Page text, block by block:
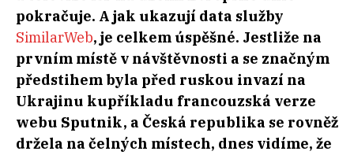
pokračuje. A jak ukazují data služby
SimilarWeb, je celkem úspěšné. Jestliže na
prvním místě v návštěvnosti a se značným
předstihem byla před ruskou invazí na
Ukrajinu kupříkladu francouzská verze
webu Sputnik, a Česká republika se rovněž
držela na čelných místech, dnes vidíme, že